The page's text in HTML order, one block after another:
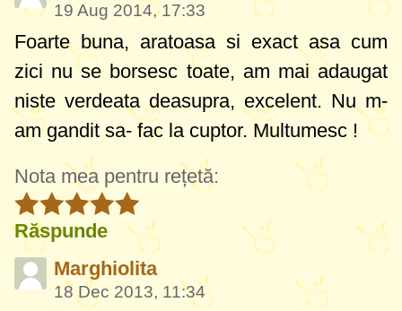
19 Aug 2014, 17:33
Foarte buna, aratoasa si exact asa cum
zici nu se borsesc toate, am mai adaugat
niste verdeata deasupra, excelent. Nu m-
am gandit sa- fac la cuptor. Multumesc !
Nota mea pentru rețetă:
Răspunde
Marghiolita
18 Dec 2013, 11:34